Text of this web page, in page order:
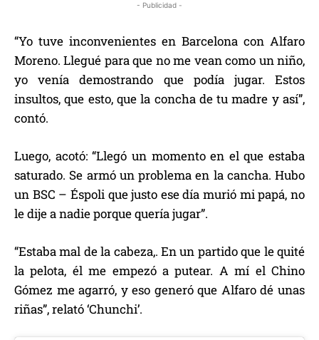
- Publicidad -
“Yo tuve inconvenientes en Barcelona con Alfaro
Moreno. Llegué para que no me vean como un niño,
yo venía demostrando que podía jugar. Estos
insultos, que esto, que la concha de tu madre y así”,
contó.
Luego, acotó: “Llegó un momento en el que estaba
saturado. Se armó un problema en la cancha. Hubo
un BSC – Éspoli que justo ese día murió mi papá, no
le dije a nadie porque quería jugar”.
“Estaba mal de la cabeza,. En un partido que le quité
la pelota, él me empezó a putear. A mí el Chino
Gómez me agarró, y eso generó que Alfaro dé unas
riñas”, relató ‘Chunchi’.